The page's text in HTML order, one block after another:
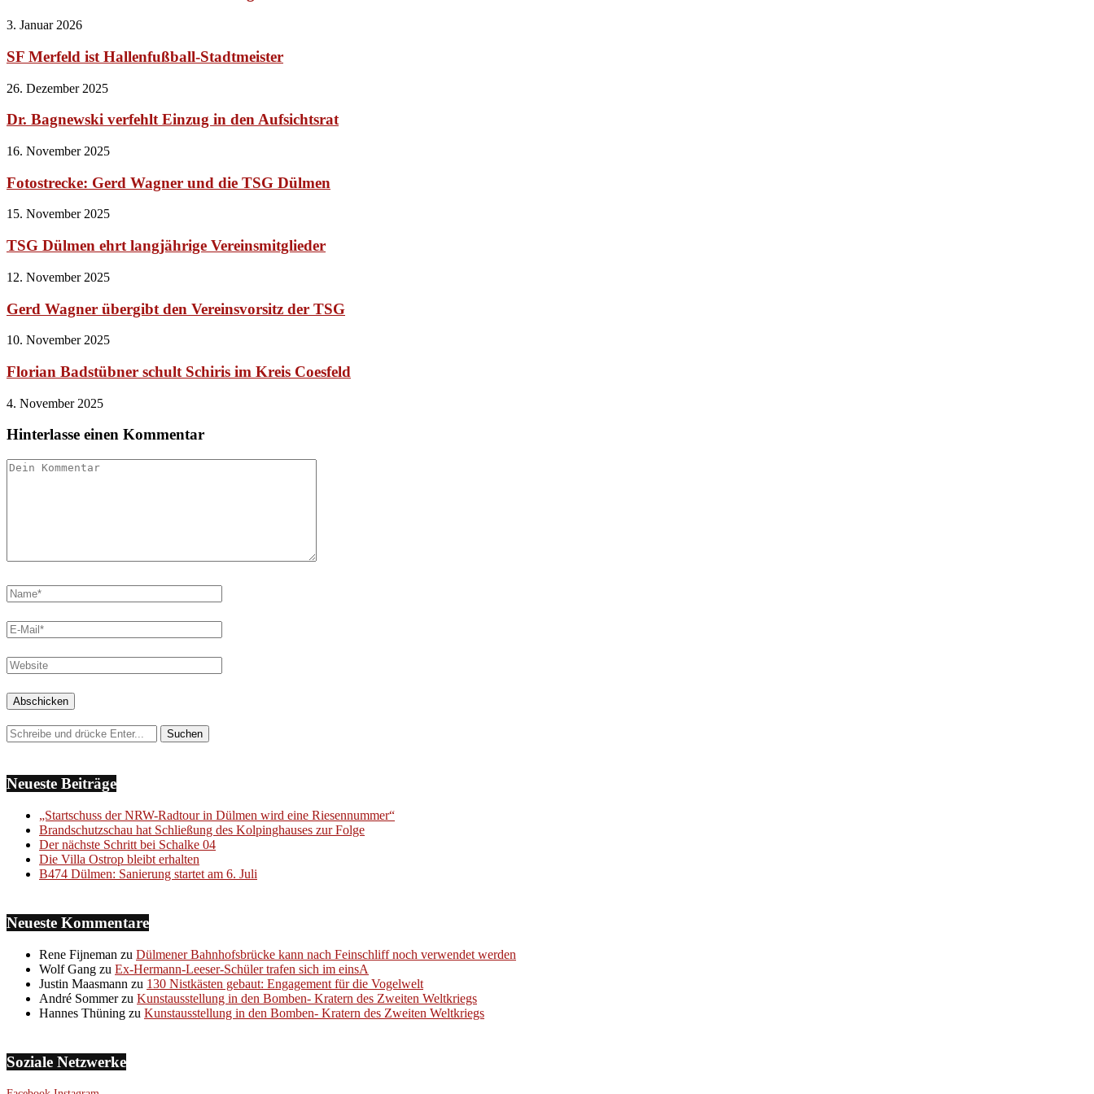
3. Januar 2026
SF Merfeld ist Hallenfußball-Stadtmeister
26. Dezember 2025
Dr. Bagnewski verfehlt Einzug in den Aufsichtsrat
16. November 2025
Fotostrecke: Gerd Wagner und die TSG Dülmen
15. November 2025
TSG Dülmen ehrt langjährige Vereinsmitglieder
12. November 2025
Gerd Wagner übergibt den Vereinsvorsitz der TSG
10. November 2025
Florian Badstübner schult Schiris im Kreis Coesfeld
4. November 2025
Hinterlasse einen Kommentar
Neueste Beiträge
„Startschuss der NRW-Radtour in Dülmen wird eine Riesennummer“
Brandschutzschau hat Schließung des Kolpinghauses zur Folge
Der nächste Schritt bei Schalke 04
Die Villa Ostrop bleibt erhalten
B474 Dülmen: Sanierung startet am 6. Juli
Neueste Kommentare
Rene Fijneman zu Dülmener Bahnhofsbrücke kann nach Feinschliff noch verwendet werden
Wolf Gang zu Ex-Hermann-Leeser-Schüler trafen sich im einsA
Justin Maasmann zu 130 Nistkästen gebaut: Engagement für die Vogelwelt
André Sommerzu Kunstausstellung in den Bomben- Kratern des Zweiten Weltkriegs
Hannes Thüning zu Kunstausstellung in den Bomben- Kratern des Zweiten Weltkriegs
Soziale Netzwerke